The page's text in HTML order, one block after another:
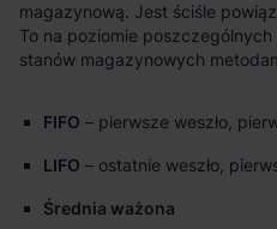
magazynową. Jest ściśle
To na poziomie
stanów magazynowych
FIFO – pierwsze weszło,
LIFO – ostatnie weszło,
Średnia ważona